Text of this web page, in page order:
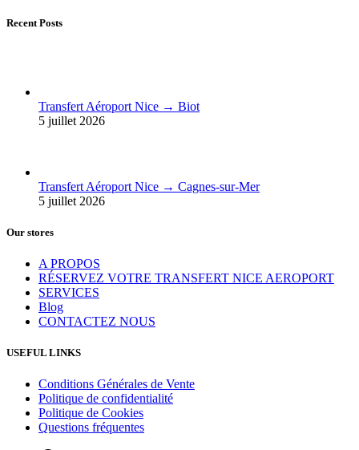
Recent Posts
Transfert Aéroport Nice → Biot
5 juillet 2026
Transfert Aéroport Nice → Cagnes-sur-Mer
5 juillet 2026
Our stores
A PROPOS
RÉSERVEZ VOTRE TRANSFERT NICE AEROPORT
SERVICES
Blog
CONTACTEZ NOUS
USEFUL LINKS
Conditions Générales de Vente
Politique de confidentialité
Politique de Cookies
Questions fréquentes